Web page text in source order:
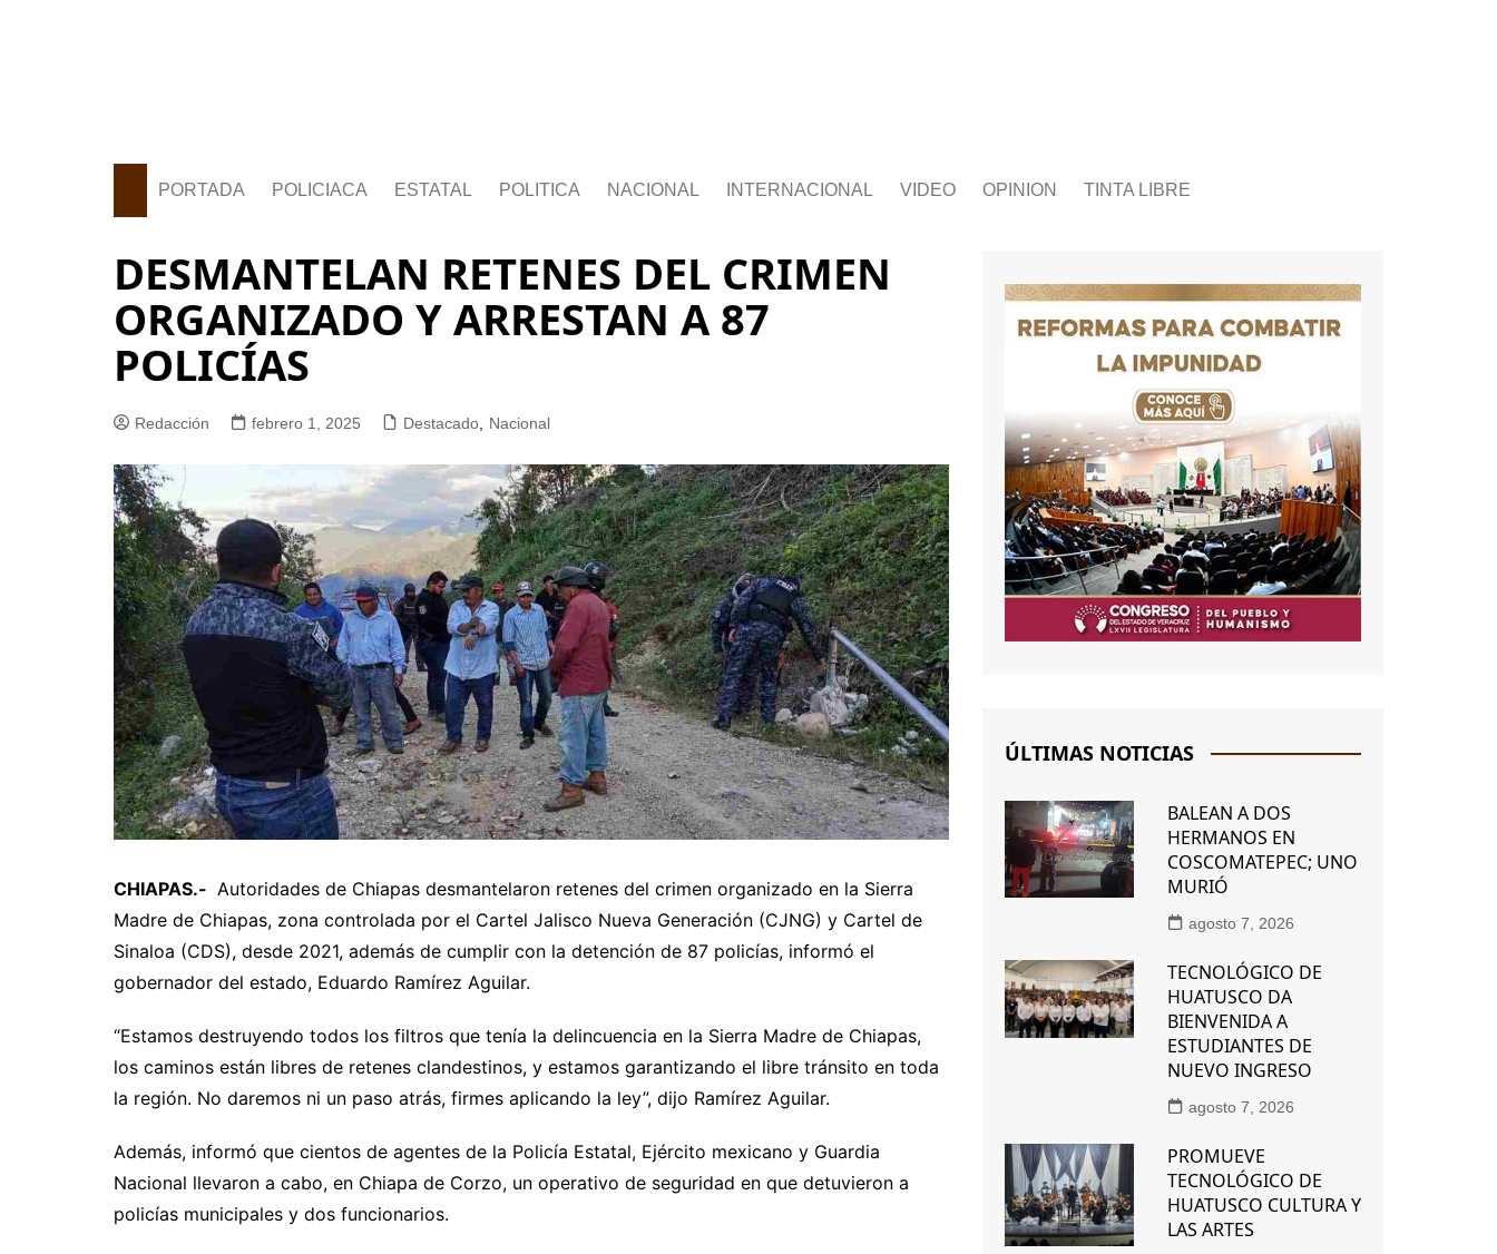
PORTADA POLICIACA ESTATAL POLITICA NACIONAL INTERNACIONAL VIDEO OPINION TINTA LIBRE
DESMANTELAN RETENES DEL CRIMEN
ORGANIZADO Y ARRESTAN A 87
POLICÍAS
Redacción febrero 1, 2025 Destacado Nacional
CHIAPAS.- Autoridades de Chiapas desmantelaron retenes del crimen organizado en la Sierra
Madre de Chiapas, zona controlada por el Cartel Jalisco Nueva Generación (CJNG) y Cartel de
Sinaloa (CDS), desde 2021, además de cumplir con la detención de 87 policías, informó el
gobernador del estado, Eduardo Ramírez Aguilar.
“Estamos destruyendo todos los filtros que tenía la delincuencia en la Sierra Madre de Chiapas,
los caminos están libres de retenes clandestinos, y estamos garantizando el libre tránsito en toda
la región. No daremos ni un paso atrás, firmes aplicando la ley”, dijo Ramírez Aguilar.
Además, informó que cientos de agentes de la Policía Estatal, Ejército mexicano y Guardia
Nacional llevaron a cabo, en Chiapa de Corzo, un operativo de seguridad en que detuvieron a
policías municipales y dos funcionarios.
ÚLTIMAS NOTICIAS
BALEAN A DOS
HERMANOS EN
COSCOMATEPEC; UNO
MURIÓ
agosto 7, 2026
TECNOLÓGICO DE
HUATUSCO DA
BIENVENIDA A
ESTUDIANTES DE
NUEVO INGRESO
agosto 7, 2026
PROMUEVE
TECNOLÓGICO DE
HUATUSCO CULTURA Y
LAS ARTES